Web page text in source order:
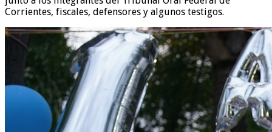
Corrientes, fiscales, defensores y algunos testigos.